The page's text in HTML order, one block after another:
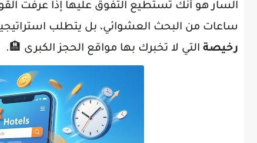
السار هو أنك تستطيع التفوق عليها إذا عرفت
ساعات من البحث العشوائي، بل يتطلب
رخيصة التي لا تخبرك بها مواقع الحجز الكبرى 🏨.